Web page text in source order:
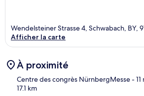
Wendelsteiner Strasse 4, Schwabach, BY,
Afficher la carte
À proximité
Centre des congrès NürnbergMesse-
17.1 km